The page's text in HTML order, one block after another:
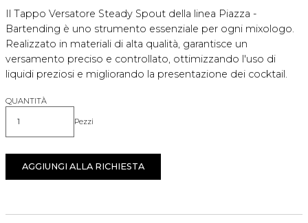
Il Tappo Versatore Steady Spout della linea Piazza -
Bartending è uno strumento essenziale per ogni mixologo.
Realizzato in materiali di alta qualità, garantisce un
versamento preciso e controllato, ottimizzando l'uso di
liquidi preziosi e migliorando la presentazione dei cocktail.
QUANTITÀ
Quantità Pezzi
AGGIUNGI ALLA RICHIESTA